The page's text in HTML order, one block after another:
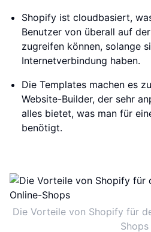
Shopify ist cloudbasiert,
Benutzer von überall auf
zugreifen können, solange
Internetverbindung haben.
Die Templates machen es
Website-Builder, der sehr
alles bietet, was man für
benötigt.
Die Vorteile von Shopify für
Shops